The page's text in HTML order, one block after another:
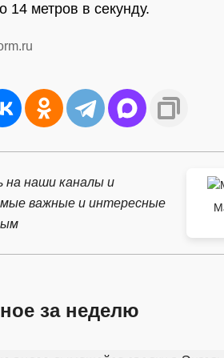
14 метров в секунду.
на наши каналы и
важные и интересные
за неделю